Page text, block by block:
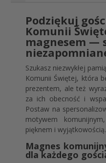
Podziękuj
Komunii
magnesem —
Szukasz niezwykłej
Komunii Świętej, która
prezentem, ale też
za ich obecność i
Postaw na
motywem
pięknem i wyjątkowością.
Magnes
dla każdego